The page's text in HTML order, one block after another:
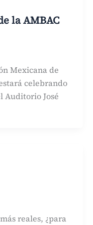
la AMBAC
Mexicana de
celebrando
Auditorio José
reales, ¿para